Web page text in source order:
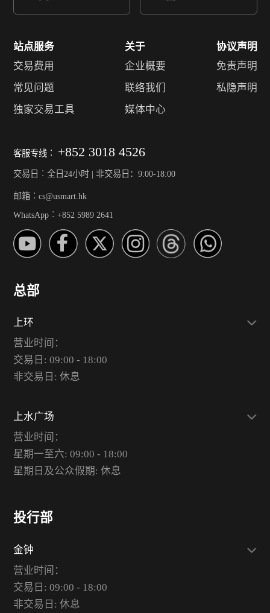
站点服务
交易费用
常见问题
独家交易工具
关于
企业概要
联络我们
媒体中心
协议声明
免责声明
私隐声明
客服专线︰ +852 3018 4526
交易日︰全日24小时 | 非交易日：9:00-18:00
邮箱︰cs@usmart.hk
WhatsApp︰+852 5989 2641
总部
上环
营业时间：
交易日: 09:00 - 18:00
非交易日: 休息
上水广场
营业时间：
星期一至六: 09:00 - 18:00
星期日及公众假期: 休息
投行部
金钟
营业时间：
交易日: 09:00 - 18:00
非交易日: 休息